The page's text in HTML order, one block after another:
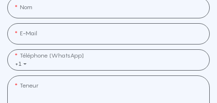
Nom
E-Mail
+1
Téléphone (WhatsApp]
Teneur